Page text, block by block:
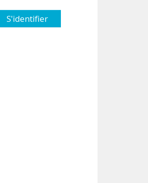
S'identifier